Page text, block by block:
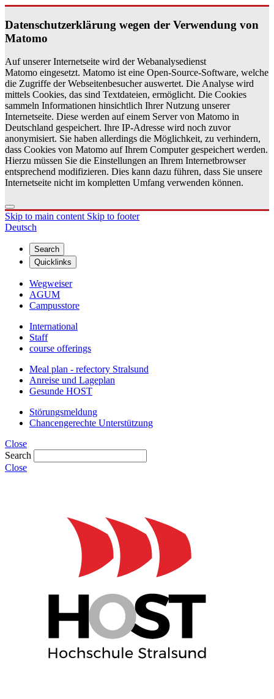
Daten­schutzerklärung wegen der Ver­wen­dung von
Matomo
Auf unserer Internetseite wird der Webanalysedienst
Matomo eingesetzt. Matomo ist eine Open-Source-Software, welche
die Zugriffe der Webseitenbesucher auswertet. Die Analyse wird
mittels Cookies, das sind Textdateien, ermöglicht. Die Cookies
sammeln Informationen hinsichtlich Ihrer Nutzung unserer
Internetseite. Diese werden auf einem Server von Matomo in
Deutschland gespeichert. Ihre IP-Adresse wird noch zuvor
anonymisiert. Sie haben allerdings die Möglichkeit, zu verhindern,
dass Cookies von Matomo auf Ihrem Computer gespeichert werden.
Hierzu müssen Sie die Einstellungen an Ihrem Internetbrowser
entsprechend modifizieren. Dies kann dazu führen, dass Sie unsere
Internetseite nicht im kompletten Umfang verwenden können.
Skip to main content Skip to footer
Deutsch
Search
Quicklinks
Wegweiser
AGUM
Campusstore
International
Staff
course offerings
Meal plan - refectory Stralsund
Anreise und Lageplan
Gesunde HOST
Störungsmeldung
Chancengerechte Unterstützung
Close
Search
Close